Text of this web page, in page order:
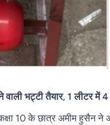
भट्टी तैयार, 1 लीटर में 4
10 के छात्र अमीम हुसैन